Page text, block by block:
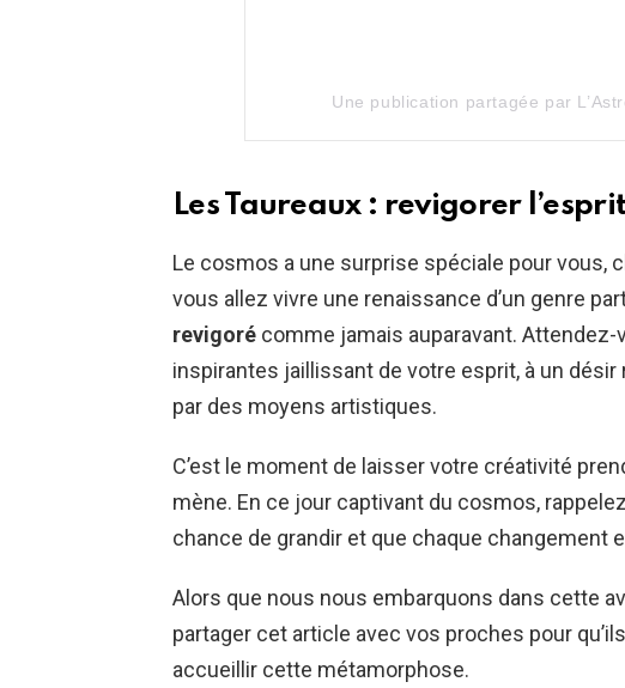
Une publication partagée par
Les Taureaux : revigorer
Le cosmos a une surprise spéciale pour vous,
vous allez vivre une renaissance d’un genre
revigoré comme jamais auparavant.
inspirantes jaillissant de votre esprit, à un désir
par des moyens artistiques.
C’est le moment de laisser votre créativité
mène. En ce jour captivant du cosmos,
chance de grandir et que chaque changement
Alors que nous nous embarquons dans cette
partager cet article avec vos proches pour
accueillir cette métamorphose.